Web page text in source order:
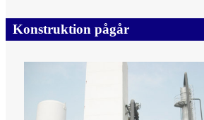
Konstruktion pågår